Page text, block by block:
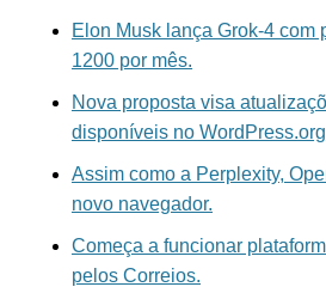
Elon Musk lança Grok-4 com
1200 por mês.
Nova proposta visa
disponíveis no
Assim como a Perplexity,
novo navegador.
Começa a funcionar
pelos Correios.